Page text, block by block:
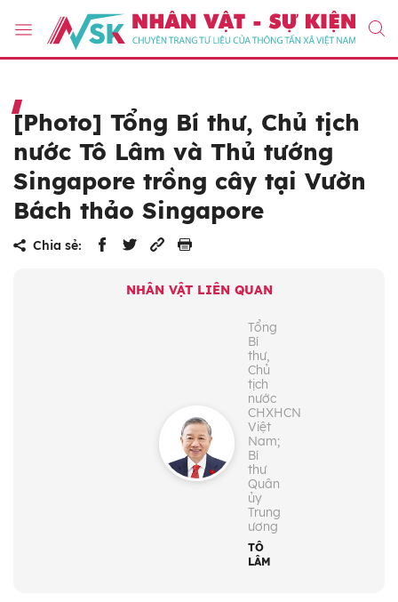
[Photo] Tổng Bí thư, Chủ tịch
nước Tô Lâm và Thủ tướng
Singapore trồng cây tại Vườn
Bách thảo Singapore
Chia sẻ:
NHÂN VẬT LIÊN QUAN
Tổng
Bí
thư,
Chủ
tịch
nước
CHXHCN
Việt
Nam;
Bí
thư
Quân
ủy
Trung
ương
TÔ
LÂM